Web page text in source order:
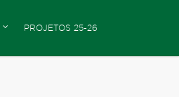
PROJETOS 25-26